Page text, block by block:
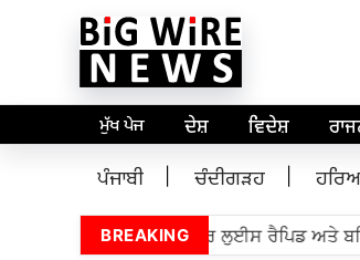
ਮੁੱਖ ਪੇਜ ਦੇਸ਼ ਵਿਦੇਸ਼
ਪੰਜਾਬੀ ਚੰਦੀਗੜਹ
BREAKING
ਗ੍ਰੈਂਡਮਾਸਟਰ ਪ੍ਰਅੰਧਾ ਸੈਂਟਰ ਲੁਈਸ ਰੈਪਿਡ ਅਤੇ